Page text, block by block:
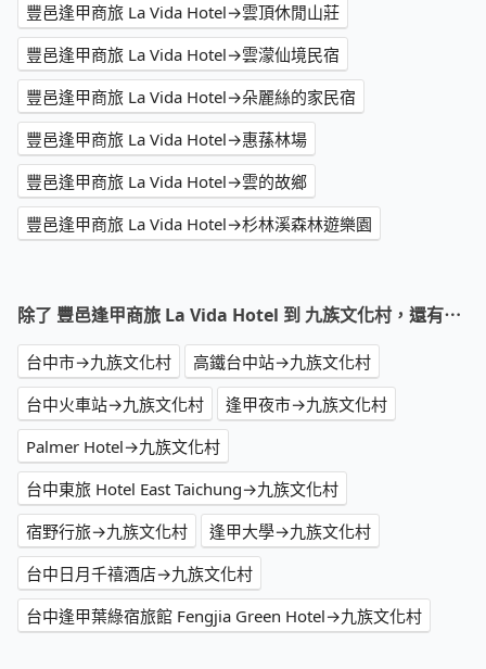
豐邑逢甲商旅 La Vida Hotel→雲頂休閒山莊
豐邑逢甲商旅 La Vida Hotel→雲濛仙境民宿
豐邑逢甲商旅 La Vida Hotel→朵麗絲的家民宿
豐邑逢甲商旅 La Vida Hotel→惠蓀林場
豐邑逢甲商旅 La Vida Hotel→雲的故鄉
豐邑逢甲商旅 La Vida Hotel→杉林溪森林遊樂園
除了 豐邑逢甲商旅 La Vida Hotel 到 九族文化村，還有⋯
台中市→九族文化村
高鐵台中站→九族文化村
台中火車站→九族文化村
逢甲夜市→九族文化村
Palmer Hotel→九族文化村
台中東旅 Hotel East Taichung→九族文化村
宿野行旅→九族文化村
逢甲大學→九族文化村
台中日月千禧酒店→九族文化村
台中逢甲葉綠宿旅館 Fengjia Green Hotel→九族文化村